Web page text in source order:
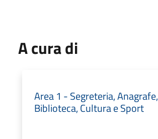
A cura di
Area 1 - Segreteria, Anagrafe,
Biblioteca, Cultura e Sport